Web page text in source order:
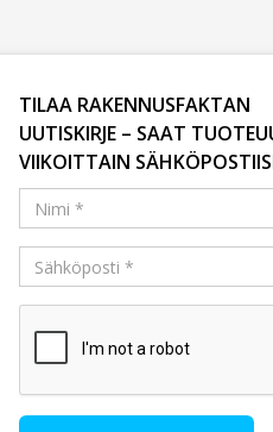
TILAA RAKENNUSFAKTAN
UUTISKIRJE – SAAT
VIIKOITTAIN